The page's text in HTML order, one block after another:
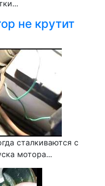
не крутит
сталкиваются с
мотора...